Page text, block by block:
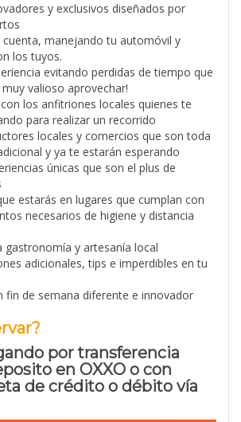
y exclusivos diseñados por
cuenta, manejando tu automóvil y
los tuyos.
evitando perdidas de tiempo que
muy valioso aprovechar!
los anfitriones locales quienes te
para realizar un recorrido
locales y comercios que son toda
y ya te estarán esperando
únicas que son el plus de
estarás en lugares que cumplan con
necesarios de higiene y distancia
gastronomía y artesanía local
adicionales, tips e imperdibles en tu
fin de semana diferente e innovador
por transferencia
en OXXO o con
de crédito o débito vía